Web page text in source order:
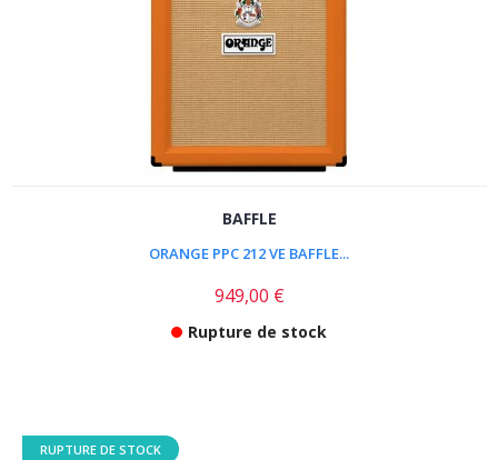
BAFFLE
ORANGE PPC 212 VE BAFFLE...
949,00 €
Rupture de stock
RUPTURE DE STOCK